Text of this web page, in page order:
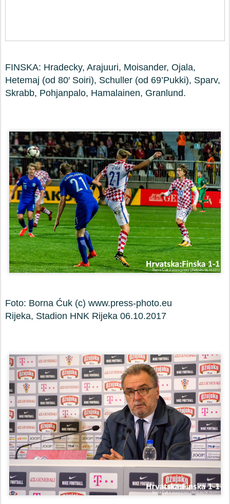
FINSKA: Hradecky, Arajuuri, Moisander, Ojala,
Hetemaj (od 80′ Soiri), Schuller (od 69’Pukki), Sparv,
Skrabb, Pohjanpalo, Hamalainen, Granlund.
Foto: Borna Ćuk (c) www.press-photo.eu
Rijeka, Stadion HNK Rijeka 06.10.2017